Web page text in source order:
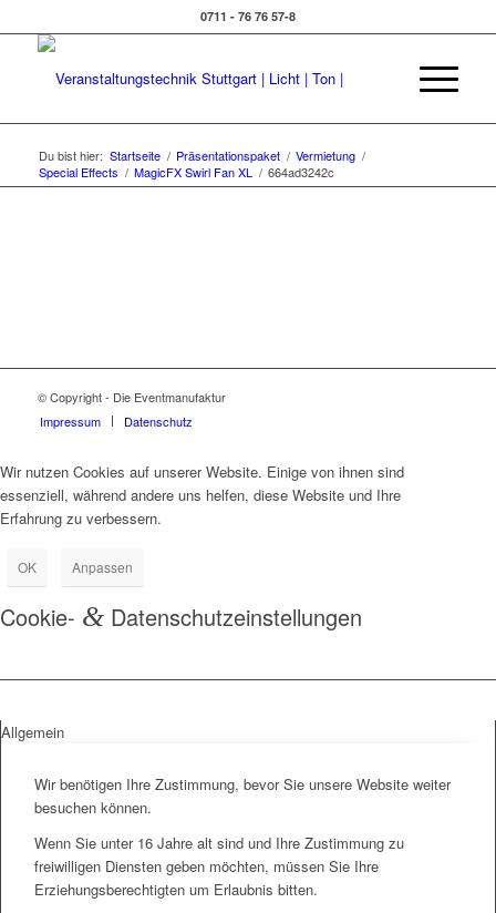
0711 - 76 76 57-8
Du bist hier: Startseite / Präsentationspaket / Vermietung /
Special Effects / MagicFX Swirl Fan XL / 664ad3242c
© Copyright - Die Eventmanufaktur
Impressum
Datenschutz
Wir nutzen Cookies auf unserer Website. Einige von ihnen sind
essenziell, während andere uns helfen, diese Website und Ihre
Erfahrung zu verbessern.
OK Anpassen
Cookie- & Datenschutzeinstellungen
Allgemein
Wir benötigen Ihre Zustimmung, bevor Sie unsere Website weiter
besuchen können.
Wenn Sie unter 16 Jahre alt sind und Ihre Zustimmung zu
freiwilligen Diensten geben möchten, müssen Sie Ihre
Erziehungsberechtigten um Erlaubnis bitten.